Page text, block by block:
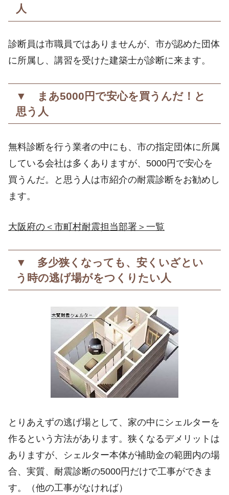
人
診断員は市職員ではありませんが、市が認めた団体
に所属し、講習を受けた建築士が診断に来ます。
▼ まあ5000円で安心を買うんだ！と
思う人
無料診断を行う業者の中にも、市の指定団体に所属
している会社は多くありますが、5000円で安心を
買うんだ。と思う人は市紹介の耐震診断をお勧めし
ます。
大阪府の＜市町村耐震担当部署＞一覧
▼ 多少狭くなっても、安くいざとい
う時の逃げ場がをつくりたい人
とりあえずの逃げ場として、家の中にシェルターを
作るという方法があります。狭くなるデメリットは
ありますが、シェルター本体が補助金の範囲内の場
合、実質、耐震診断の5000円だけで工事ができま
す。（他の工事がなければ）